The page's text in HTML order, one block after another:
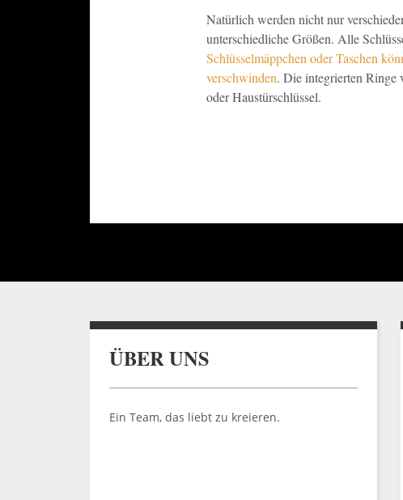
Natürlich werden nicht nur
unterschiedliche Größen. Alle
Schlüsselmäppchen oder Taschen
verschwinden. Die integrierten Ringe
oder Haustürschlüssel.
ÜBER UNS
Ein Team, das liebt zu kreieren.